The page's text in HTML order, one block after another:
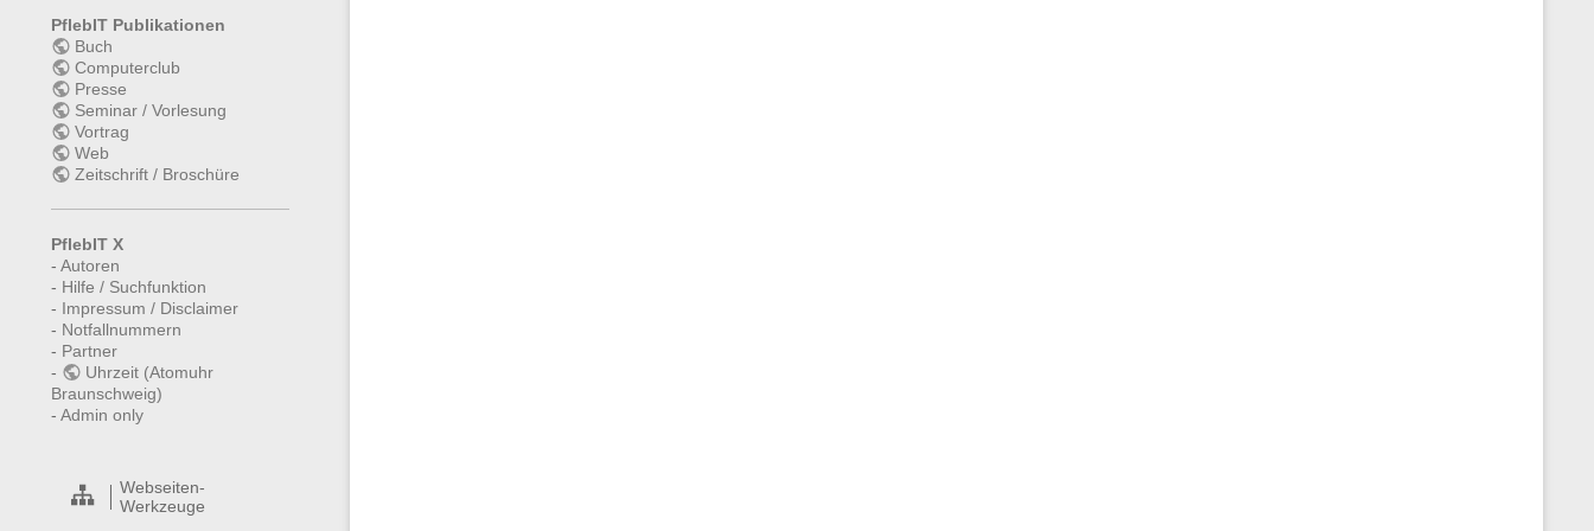
PflebIT Publikationen
Buch
Computerclub
Presse
Seminar / Vorlesung
Vortrag
Web
Zeitschrift / Broschüre
PflebIT X
- Autoren
- Hilfe / Suchfunktion
- Impressum / Disclaimer
- Notfallnummern
- Partner
-
Uhrzeit (Atomuhr
Braunschweig)
- Admin only
Webseiten-
Werkzeuge